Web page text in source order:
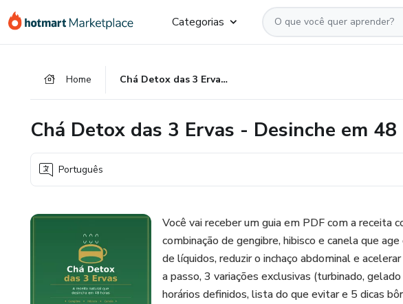
para
para
para
Categorias
Home Chá Detox das 3 Ervas - Desinche em 48 Horas
Chá Detox das 3 Ervas - Desinche em 48
Português
Você vai receber um guia em PDF com a
combinação de gengibre, hibisco e canela que
de líquidos, reduzir o inchaço abdominal e
a passo, 3 variações exclusivas (turbinado,
horários definidos, lista do que evitar e 5 dicas